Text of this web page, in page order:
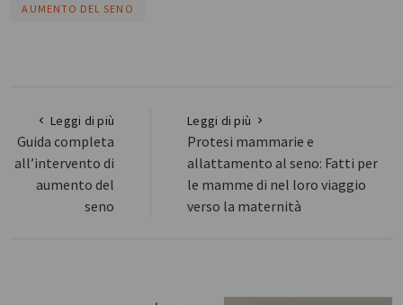
AUMENTO DEL SENO
Leggi di più
Guida completa
all’intervento di
aumento del
seno
Leggi di più
Protesi mammarie e
allattamento al seno: Fatti per
le mamme di nel loro viaggio
verso la maternità